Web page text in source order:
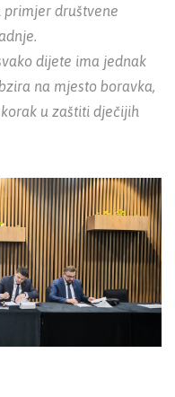
primjer društvene
dijete ima jednak
na mjesto boravka,
u zaštiti dječijih